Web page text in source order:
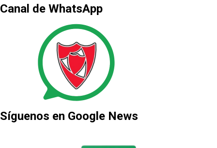
Canal de WhatsApp
Síguenos en Google News